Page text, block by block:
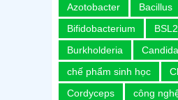
Azotobacter
Bacillus
Bifidobacterium
BSL2
Burkholderia
Candida
chế phẩm sinh học
Cordyceps
công